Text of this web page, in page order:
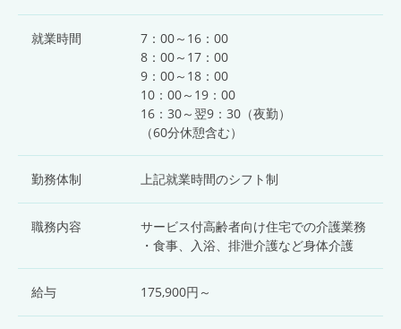
就業時間
7：00～16：00
8：00～17：00
9：00～18：00
10：00～19：00
16：30～翌9：30（夜勤）
（60分休憩含む）
勤務体制 上記就業時間のシフト制
職務内容
サービス付高齢者向け住宅での介護業務
・食事、入浴、排泄介護など身体介護
給与 175,900円～